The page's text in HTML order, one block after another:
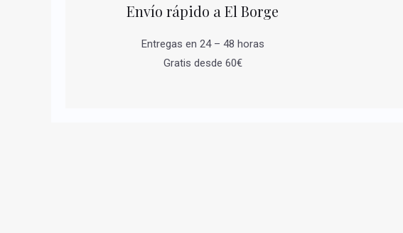
Envío rápido a El Borge
Entregas en 24 – 48 horas
Gratis desde 60€